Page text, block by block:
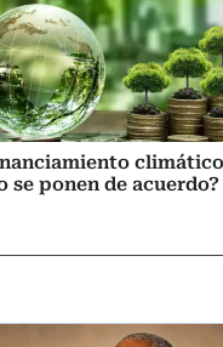
se ponen de acuerdo?